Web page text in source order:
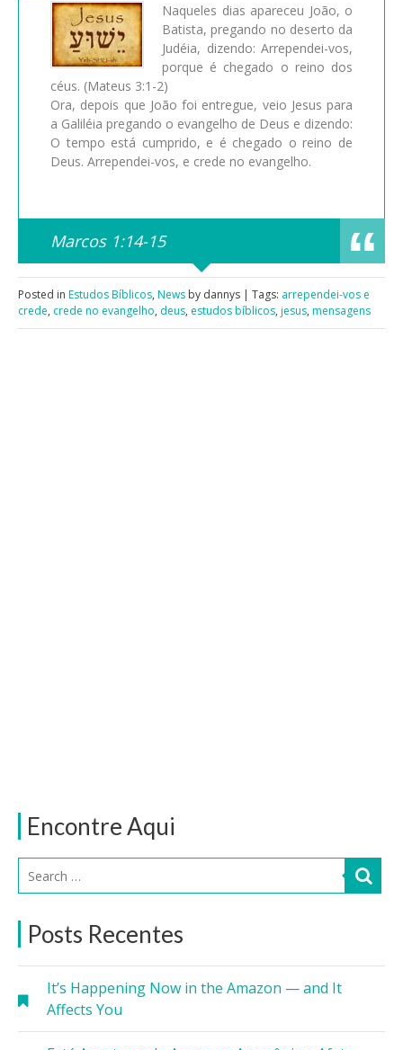
Encontre Aqui
Posts Recentes
It’s Happening Now in the Amazon — and It
Affects You
Naqueles dias apareceu João, o
Batista, pregando no deserto da
Judéia, dizendo: Arrependei-vos,
porque é chegado o reino dos
céus. (Mateus 3:1-2)
Ora, depois que João foi entregue, veio Jesus para
a Galiléia pregando o evangelho de Deus e dizendo:
O tempo está cumprido, e é chegado o reino de
Deus. Arrependei-vos, e crede no evangelho.
Marcos 1:14-15
Posted in Estudos Bíblicos, News by dannys | Tags: arrependei-vos e
crede, crede no evangelho, deus, estudos bíblicos, jesus, mensagens